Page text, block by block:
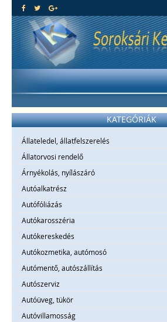
KATEGÓRIÁK
Állateledel, állatfelszerelés
Állatorvosi rendelő
Árnyékolás, nyílászáró
Autóalkatrész
Autófóliázás
Autókarosszéria
Autókereskedés
Autókozmetika, autómosó
Autómentő, autószállítás
Autószerviz
Autóüveg, tükör
Autóvillamosság